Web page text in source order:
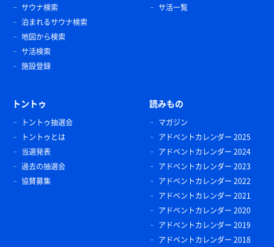
紅白コーンソフト
特選抹茶 +ヨーグルト無料引き換え券をもらいました
サウナ検索
泊まれるサウナ検索
地図から検索
サ活検索
施設登録
サ活一覧
トントゥ
トントゥ抽選会
トントゥとは
当選発表
過去の抽選会
協賛募集
読みもの
マガジン
アドベントカレンダー 2025
アドベントカレンダー 2024
アドベントカレンダー 2023
アドベントカレンダー 2022
アドベントカレンダー 2021
アドベントカレンダー 2020
アドベントカレンダー 2019
アドベントカレンダー 2018